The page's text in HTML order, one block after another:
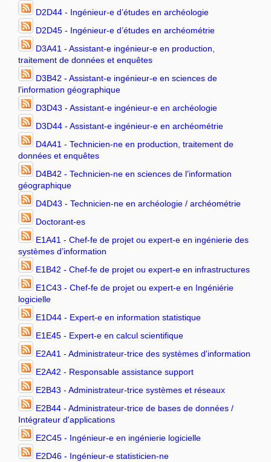
D2D44 - Ingénieur-e d’études en archéologie
D2D45 - Ingénieur-e d’études en archéométrie
D3A41 - Assistant-e ingénieur-e en production,
traitement de données et enquêtes
D3B42 - Assistant-e ingénieur-e en sciences de
l’information géographique
D3D43 - Assistant-e ingénieur-e en archéologie
D3D44 - Assistant-e ingénieur-e en archéométrie
D4A41 - Technicien-ne en production, traitement de
données et enquêtes
D4B42 - Technicien-ne en sciences de l’information
géographique
D4D43 - Technicien-ne en archéologie / archéométrie
Doctorant-es
E1A41 - Chef-fe de projet ou expert-e en ingénierie des
systèmes d’information
E1B42 - Chef-fe de projet ou expert-e en infrastructures
E1C43 - Chef-fe de projet ou expert-e en Ingéniérie
logicielle
E1D44 - Expert-e en information statistique
E1E45 - Expert-e en calcul scientifique
E2A41 - Administrateur-trice des systèmes d'information
E2A42 - Responsable assistance support
E2B43 - Administrateur-trice systèmes et réseaux
E2B44 - Administrateur-trice de bases de données /
Intégrateur d'applications
E2C45 - Ingénieur-e en ingénierie logicielle
E2D46 - Ingénieur-e statisticien-ne